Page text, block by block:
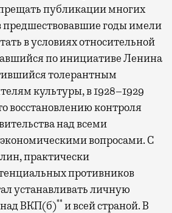
публикации многих
предшествовавшие годы имели
в условиях относительной
по инициативе Ленина
толерантным
культуры, в 1928–1929
восстановлению контроля
над всеми
вопросами. С
практически
противников
устанавливать личную
над ВКП(б)**и всей страной. В